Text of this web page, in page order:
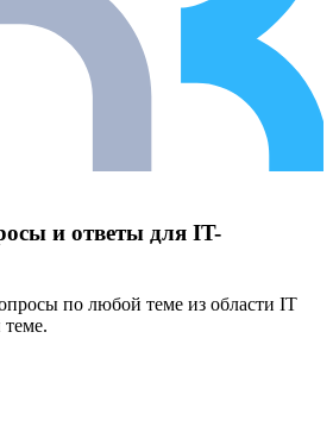
и ответы для IT-
по любой теме из области IT
теме.